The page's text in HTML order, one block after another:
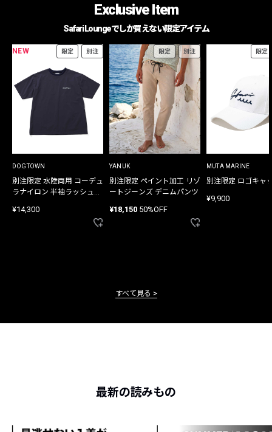
Exclusive Item
Safari Loungeでしか買えない限定アイテム
NEW 限定 別注
DOGTOWN
別注限定 水陸両用 コーデュ
ラナイロン 半袖ラッシュガ
¥14,300
限定 別注
YANUK
別注限定 ペイント加工 リゾ
ートジーンズ デニムパンツ
¥18,150 50%OFF
限定
MUTA MARINE
別注限定 ロゴキャ
¥9,900
すべて見る
最新の読みもの